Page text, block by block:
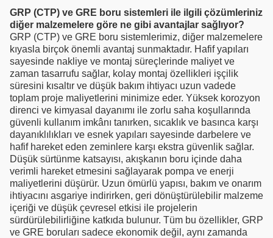
GRP (CTP) ve GRE boru sistemleri ile ilgili çözümleriniz
diğer malzemelere göre ne gibi avantajlar sağlıyor?
GRP (CTP) ve GRE boru sistemlerimiz, diğer malzemelere
kıyasla birçok önemli avantaj sunmaktadır. Hafif yapıları
sayesinde nakliye ve montaj süreçlerinde maliyet ve
zaman tasarrufu sağlar, kolay montaj özellikleri işçilik
süresini kısaltır ve düşük bakım ihtiyacı uzun vadede
toplam proje maliyetlerini minimize eder. Yüksek korozyon
direnci ve kimyasal dayanımı ile zorlu saha koşullarında
güvenli kullanım imkânı tanırken, sıcaklık ve basınca karşı
dayanıklılıkları ve esnek yapıları sayesinde darbelere ve
hafif hareket eden zeminlere karşı ekstra güvenlik sağlar.
Düşük sürtünme katsayısı, akışkanın boru içinde daha
verimli hareket etmesini sağlayarak pompa ve enerji
maliyetlerini düşürür. Uzun ömürlü yapısı, bakım ve onarım
ihtiyacını asgariye indirirken, geri dönüştürülebilir malzeme
içeriği ve düşük çevresel etkisi ile projelerin
sürdürülebilirliğine katkıda bulunur. Tüm bu özellikler, GRP
ve GRE boruları sadece ekonomik değil, aynı zamanda